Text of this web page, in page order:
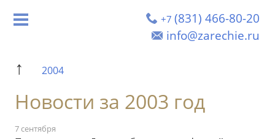
+7 (831) 466-80-20
info@zarechie.ru
↑ 2004
Новости за 2003 год
7 сентября